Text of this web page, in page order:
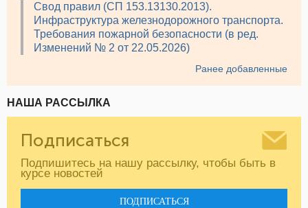
Свод правил (СП 153.13130.2013).
Инфраструктура железнодорожного транспорта.
Требования пожарной безопасности (в ред.
Изменений № 2 от 22.05.2026)
Ранее добавленные
НАША РАССЫЛКА
Подписаться
Подпишитесь на нашу рассылку, чтобы быть в
курсе новостей
ПОДПИСАТЬСЯ